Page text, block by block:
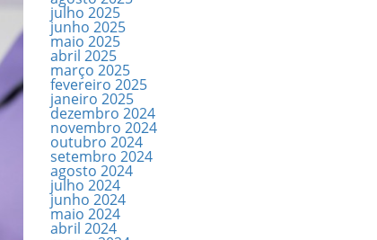
julho 2025
junho 2025
maio 2025
abril 2025
março 2025
fevereiro 2025
janeiro 2025
dezembro 2024
novembro 2024
outubro 2024
setembro 2024
agosto 2024
julho 2024
junho 2024
maio 2024
abril 2024